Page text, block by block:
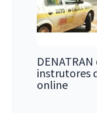
instrutores
online